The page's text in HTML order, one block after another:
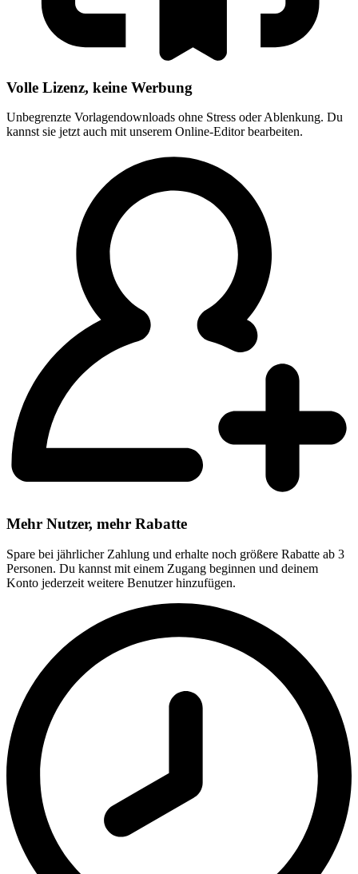
Volle Lizenz, keine Werbung
Unbegrenzte Vorlagendownloads ohne Stress oder Ablenkung. Du
kannst sie jetzt auch mit unserem Online-Editor bearbeiten.
Mehr Nutzer, mehr Rabatte
Spare bei jährlicher Zahlung und erhalte noch größere Rabatte ab 3
Personen. Du kannst mit einem Zugang beginnen und deinem
Konto jederzeit weitere Benutzer hinzufügen.